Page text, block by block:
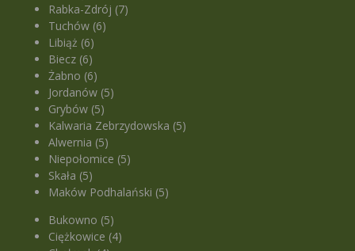
Rabka-Zdrój (7)
Tuchów (6)
Libiąż (6)
Biecz (6)
Żabno (6)
Jordanów (5)
Grybów (5)
Kalwaria Zebrzydowska (5)
Alwernia (5)
Niepołomice (5)
Skała (5)
Maków Podhalański (5)
Bukowno (5)
Ciężkowice (4)